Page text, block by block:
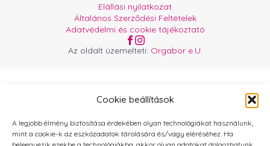
Cookie beállítások
A legjobb élmény biztosítása érdekében olyan technológiákat használunk,
mint a cookie-k az eszközadatok tárolására és/vagy eléréséhez. Ha
Az oldalt üzemelteti: Orgabor e.U.
Elállási nyilatkozat
Általános Szerződési Feltételek
Adatvédelmi és cookie tájékoztató